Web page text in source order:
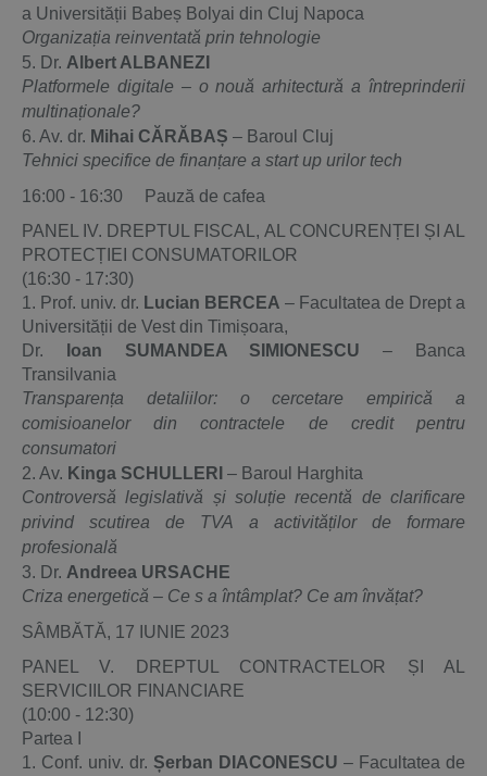
a Universității Babeș Bolyai din Cluj Napoca
Organizația reinventată prin tehnologie
5. Dr. Albert ALBANEZI
Platformele digitale – o nouă arhitectură a întreprinderii
multinaționale?
6. Av. dr. Mihai CĂRĂBAȘ – Baroul Cluj
Tehnici specifice de finanțare a start up urilor tech
16:00 - 16:30 Pauză de cafea
PANEL IV. DREPTUL FISCAL, AL CONCURENȚEI ȘI AL
PROTECȚIEI CONSUMATORILOR
(16:30 - 17:30)
1. Prof. univ. dr. Lucian BERCEA – Facultatea de Drept a
Universității de Vest din Timișoara,
Dr.
Ioan SUMANDEA SIMIONESCU – Banca
Transilvania
Transparența detaliilor: o cercetare empirică a
comisioanelor din contractele de credit pentru
consumatori
2. Av. Kinga SCHULLERI – Baroul Harghita
Controversă legislativă și soluție recentă de clarificare
privind scutirea de TVA a activităților de formare
profesională
3. Dr. Andreea URSACHE
Criza energetică – Ce s a întâmplat? Ce am învățat?
SÂMBĂTĂ, 17 IUNIE 2023
PANEL V. DREPTUL CONTRACTELOR ȘI AL
SERVICIILOR FINANCIARE
(10:00 - 12:30)
Partea I
1. Conf. univ. dr. Șerban DIACONESCU – Facultatea de